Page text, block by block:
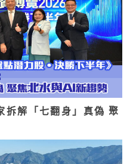
拆解「七翻身」真偽 聚